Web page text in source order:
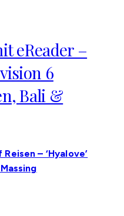
eReader –
6
Bali &